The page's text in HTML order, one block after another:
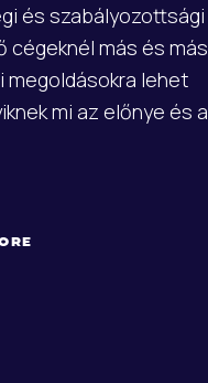
és szabályozottsági
cégeknél más és más
lehet
mi az előnye és a